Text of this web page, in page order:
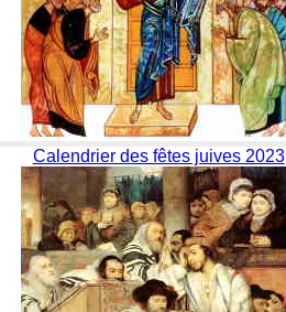
Calendrier des fêtes juives 2023